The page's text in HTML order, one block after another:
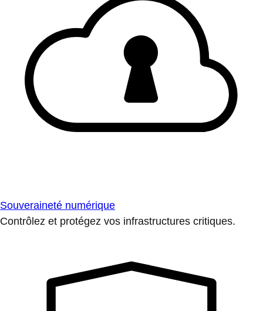
Souveraineté numérique
Contrôlez et protégez vos infrastructures critiques.